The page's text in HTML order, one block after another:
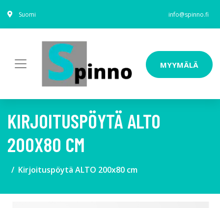
Suomi info@spinno.fi
MYYMÄLÄ
KIRJOITUSPÖYTÄ ALTO
200X80 CM
Kirjoituspöytä ALTO 200x80 cm